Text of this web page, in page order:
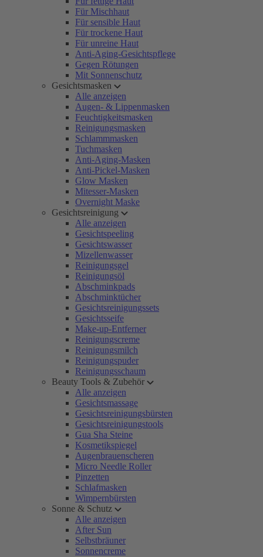
Für Mischhaut
Für sensible Haut
Für trockene Haut
Für unreine Haut
Anti-Aging-Gesichtspflege
Gegen Rötungen
Mit Sonnenschutz
Gesichtsmasken
Alle anzeigen
Augen- & Lippenmasken
Feuchtigkeitsmasken
Reinigungsmasken
Schlammmasken
Tuchmasken
Anti-Aging-Masken
Anti-Pickel-Masken
Glow Masken
Mitesser-Masken
Overnight Maske
Gesichtsreinigung
Alle anzeigen
Gesichtspeeling
Gesichtswasser
Mizellenwasser
Reinigungsgel
Reinigungsöl
Abschminkpads
Abschminktücher
Gesichtsreinigungssets
Gesichtsseife
Make-up-Entferner
Reinigungscreme
Reinigungsmilch
Reinigungspuder
Reinigungsschaum
Beauty Tools & Zubehör
Alle anzeigen
Gesichtsmassage
Gesichtsreinigungsbürsten
Gesichtsreinigungstools
Gua Sha Steine
Kosmetikspiegel
Augenbrauenscheren
Micro Needle Roller
Pinzetten
Schlafmasken
Wimpernbürsten
Sonne & Schutz
Alle anzeigen
After Sun
Selbstbräuner
Sonnencreme